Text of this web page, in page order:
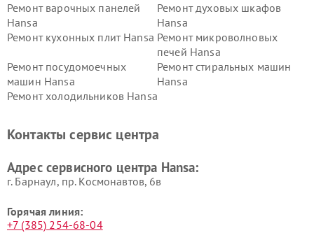
Ремонт варочных панелей
Hansa
Ремонт духовых шкафов
Hansa
Ремонт кухонных плит Hansa Ремонт микроволновых
печей Hansa
Ремонт посудомоечных
машин Hansa
Ремонт стиральных машин
Hansa
Ремонт холодильников Hansa
Контакты сервис центра
Адрес сервисного центра Hansa:
г. Барнаул, ​пр. Космонавтов, 6в
Горячая линия:
+7 (385) 254-68-04